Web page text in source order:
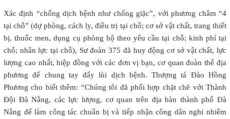
Xác định “chống dịch bệnh như chống giặc”, với phương châm “4
tại chỗ” (dự phòng, cách ly, điều trị tại chỗ; cơ sở vật chất, trang thiết
bị, thuốc men, dụng cụ phòng hộ theo yêu cầu tại chỗ; kinh phí tại
chỗ; nhân lực tại chỗ), Sư đoàn 375 đã huy động cơ sở vật chất, lực
lượng cao nhất, hiệp đồng với các đơn vị bạn, cơ quan đoàn thể địa
phương để chung tay đẩy lùi dịch bệnh. Thượng tá Đào Hồng
Phương cho biết thêm: “Chúng tôi đã phối hợp chặt chẽ với Thành
Đội Đà Nẵng, các lực lượng, cơ quan trên địa bàn thành phố Đà
Nẵng để làm công tác chuẩn bị và tiếp nhận công dân nghi nhiễm